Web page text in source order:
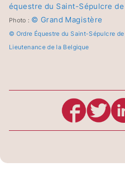
équestre du Saint-Sépulcre
Photo : © Grand Magistère
© Ordre Équestre du Saint-Sépulcre
Lieutenance de la Belgique